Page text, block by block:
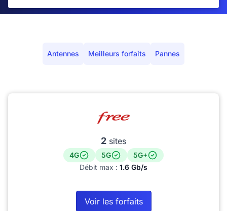
Antennes Meilleurs forfaits Pannes
2 sites
4G 5G
5G+
Débit max : 1.6 Gb/s
Voir les forfaits